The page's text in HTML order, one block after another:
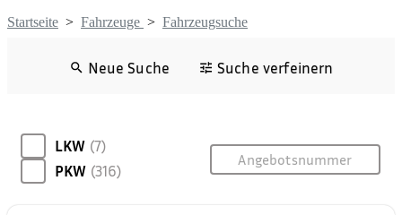
Startseite > Fahrzeuge > Fahrzeugsuche
Neue Suche Suche verfeinern
LKW (7)
PKW (316)